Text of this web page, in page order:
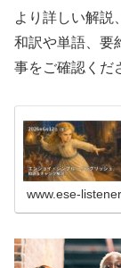
より詳しい解説
和訳や単語、要
事をご確認くだ
www.ese-